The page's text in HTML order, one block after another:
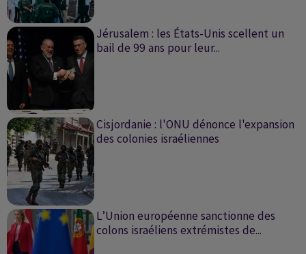
Jérusalem : les États-Unis scellent un
bail de 99 ans pour leur...
Cisjordanie : l'ONU dénonce l'expansion
des colonies israéliennes
L’Union européenne sanctionne des
colons israéliens extrémistes de...